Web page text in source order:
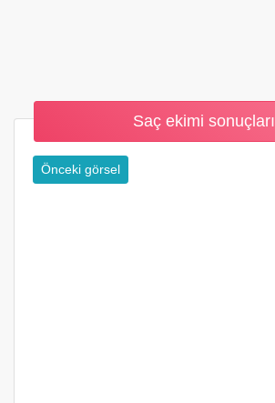
Saç ekimi sonuçları
Önceki görsel